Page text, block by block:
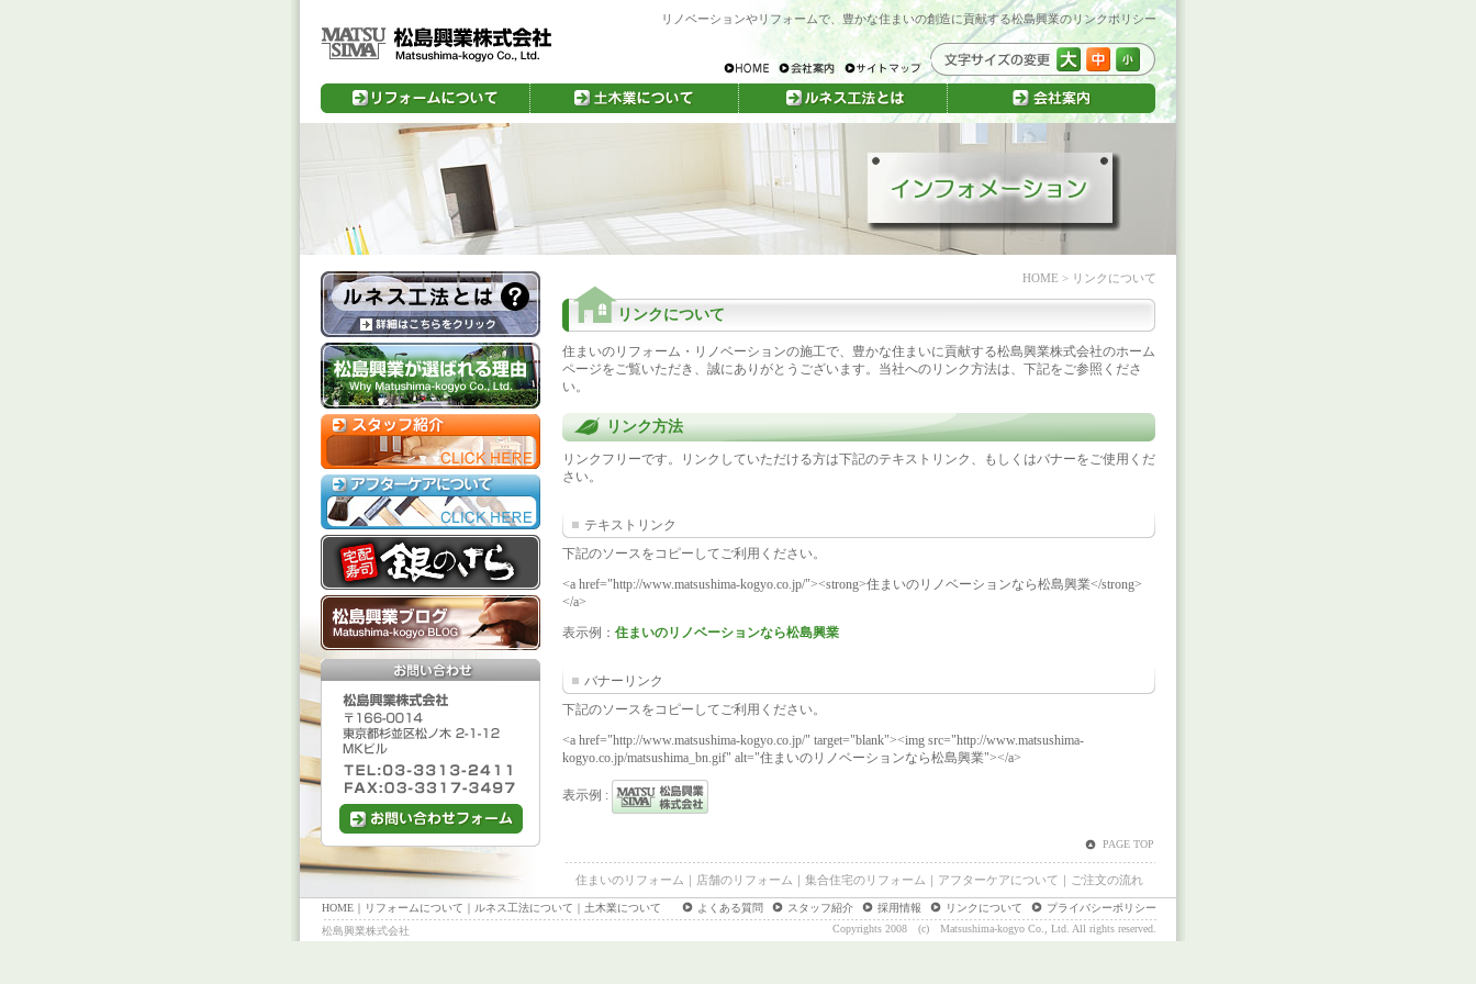
リノベーションやリフォームで、豊かな住まいの創造に貢献する松島興業のリンクポリシー
HOME > リンクについて
リンクについて
住まいのリフォーム・リノベーションの施工で、豊かな住まいに貢献する松島興業株式会社のホーム
ページをご覧いただき、誠にありがとうございます。当社へのリンク方法は、下記をご参照くださ
い。
リンク方法
リンクフリーです。リンクしていただける方は下記のテキストリンク、もしくはバナーをご使用くだ
さい。
テキストリンク
下記のソースをコピーしてご利用ください。
<a href="http://www.matsushima-kogyo.co.jp/"><strong>住まいのリノベーションなら松島興業</strong>
</a>
表示例： 住まいのリノベーションなら松島興業
バナーリンク
下記のソースをコピーしてご利用ください。
<a href="http://www.matsushima-kogyo.co.jp/" target="blank"><img src="http://www.matsushima-
kogyo.co.jp/matsushima_bn.gif" alt="住まいのリノベーションなら松島興業"></a>
表示例 :
PAGE TOP
住まいのリフォーム ｜ 店舗のリフォーム ｜ 集合住宅のリフォーム ｜ アフターケアについて ｜ ご注文の流れ
HOME ｜ リフォームについて ｜ ルネス工法について ｜ 土木業について よくある質問 スタッフ紹介 採用情報 リンクについて
プライバシーポリシー
松島興業株式会社
Copyrights 2008 (c) Matsushima-kogyo Co., Ltd. All rights reserved.